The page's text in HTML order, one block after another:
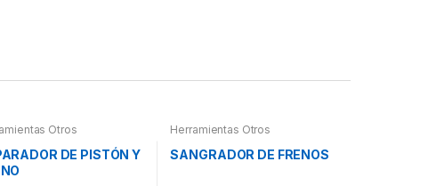
Otros
DE PISTÓN Y
Herramientas Otros
SANGRADOR DE FRENOS